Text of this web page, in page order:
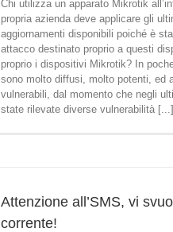
Chi utilizza un apparato Mikrotik
propria azienda deve applicare gli
aggiornamenti disponibili poiché è
attacco destinato proprio a questi
proprio i dispositivi Mikrotik? In
sono molto diffusi, molto potenti, ed
vulnerabili, dal momento che negli
state rilevate diverse vulnerabilità [...]
Attenzione all’SMS, vi
corrente!